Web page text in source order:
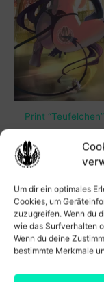
Um dir ein optimales
Cookies, um
zuzugreifen. Wenn du
wie das Surfverhalten
Wenn du deine
bestimmte Merkmale
Print “Teufelchen”
10,00 €
Preis
6,00
In den